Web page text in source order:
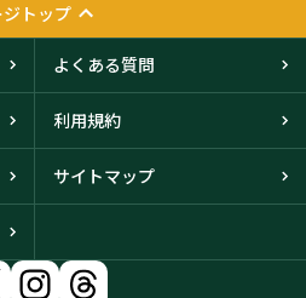
トップ
よくある質問
利用規約
サイトマップ